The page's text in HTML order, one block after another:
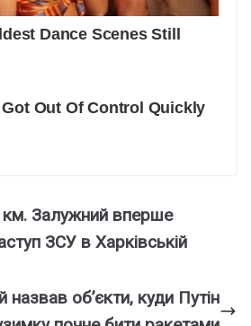
Залужний вперше
ЗСУ в Харківській
назвав об’єкти, куди Путін